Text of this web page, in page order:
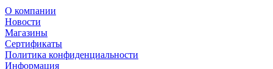
О компании
Новости
Магазины
Сертификаты
Политика конфиденциальности
Информация